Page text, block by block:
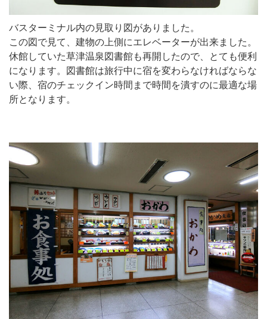
バスターミナル内の見取り図がありました。
この図で見て、建物の上側にエレベーターが出来ました。
休館していた草津温泉図書館も再開したので、とても便利
になります。図書館は旅行中に宿を変わらなければならな
い際、宿のチェックイン時間まで時間を潰すのに最適な場
所となります。